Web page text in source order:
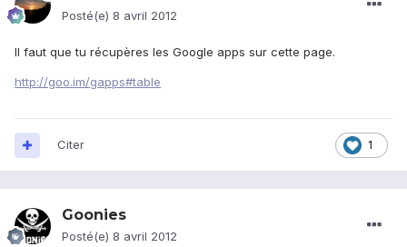
Posté(e) 8 avril 2012
Il faut que tu récupères les Google apps sur cette page.
http://goo.im/gapps#table
1
Citer
Goonies
Posté(e) 8 avril 2012